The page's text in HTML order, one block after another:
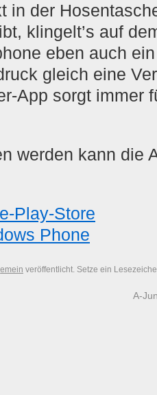
in der
klingelt’s auf
eben auch
gleich eine
App sorgt immer
werden kann die
Play-Store
Phone
veröffentlicht. Setze ein
A-